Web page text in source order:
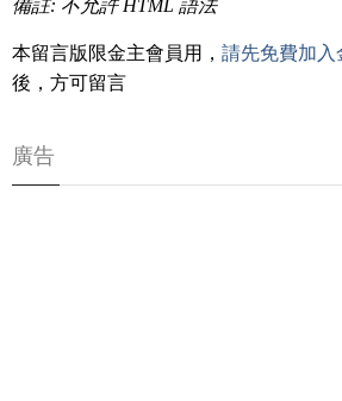
備註: 不允許 HTML 語法
本留言版限金主會員用， 請先免費加入
後，方可留言
廣告